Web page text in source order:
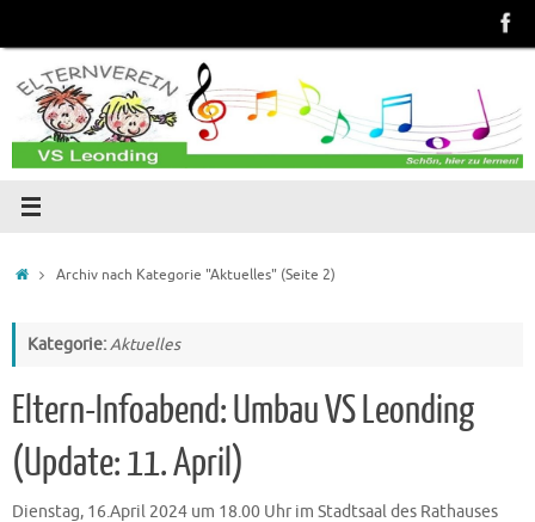
springen
StartArchiv nach Kategorie "Aktuelles" (Seite 2)
Kategorie:Aktuelles
Eltern-Infoabend: Umbau VS Leonding
(Update: 11. April)
Dienstag, 16.April 2024 um 18.00 Uhr im Stadtsaal des Rathauses